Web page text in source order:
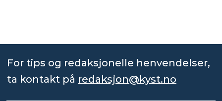
For tips og redaksjonelle henvendelser,
ta kontakt på redaksjon@kyst.no